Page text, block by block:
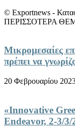
© Exportnews -
ΠΕΡΙΣΣΟΤΕΡΑ
Μικρομεσαίες
πρέπει να
20 Φεβρουαρίου
«Innovative
Endeavor, 2-3/3/